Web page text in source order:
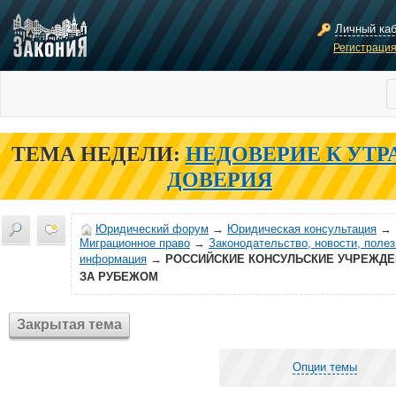
Личный
ТЕМА НЕДЕЛИ: НЕДОВЕРИЕ К
ДОВЕРИЯ
Юридический форум → Юридическая консультация →
Миграционное право → Законодательство, новости,
информация → РОССИЙСКИЕ КОНСУЛЬСКИЕ
ЗА РУБЕЖОМ
Закрытая тема
Опции темы